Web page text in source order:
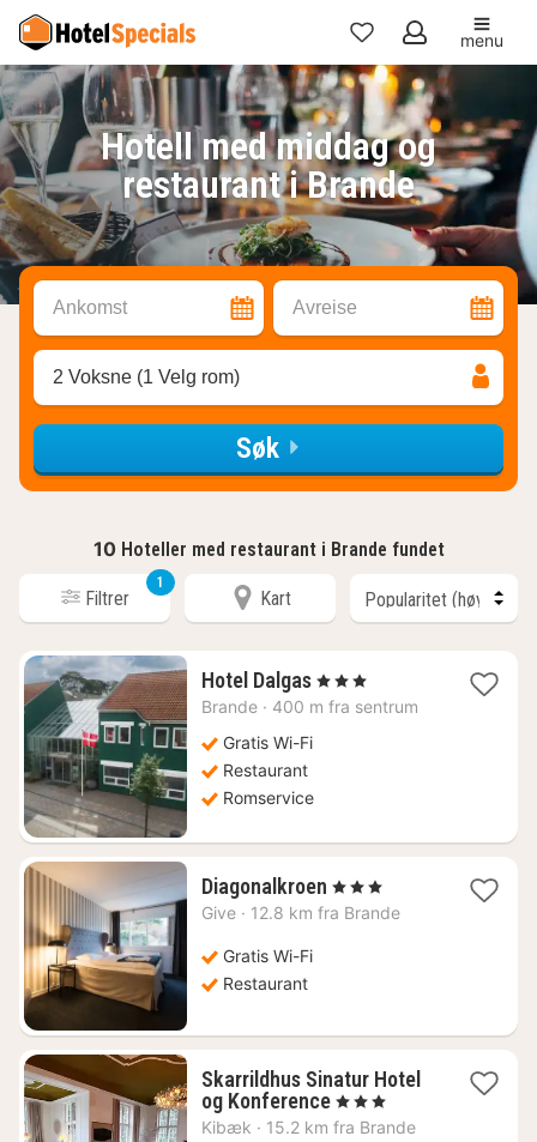
Mine
favoritter
menu
Hotell med middag og
restaurant i Brande
Ankomst Avreise
2 Voksne (1 Velg rom)
Søk
10 Hoteller med restaurant i Brande fundet
Filtrer
1
Kart
Hotel Dalgas1
natt
, 3 Stjerner
Brande · 400 m fra sentrum
Gratis Wi-Fi
Restaurant
Romservice
Diagonalkroen 1
natt
, 3 Stjerner
Give · 12.8 km fra Brande
Gratis Wi-Fi
Restaurant
Skarrildhus Sinatur Hotel
og Konference1
natt
, 3 Stjerner
Kibæk · 15.2 km fra Brande